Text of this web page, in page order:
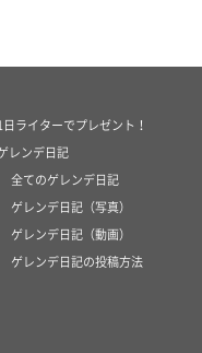
日ライターでプレゼント！
レンデ日記
全てのゲレンデ日記
ゲレンデ日記（写真）
ゲレンデ日記（動画）
ゲレンデ日記の投稿方法